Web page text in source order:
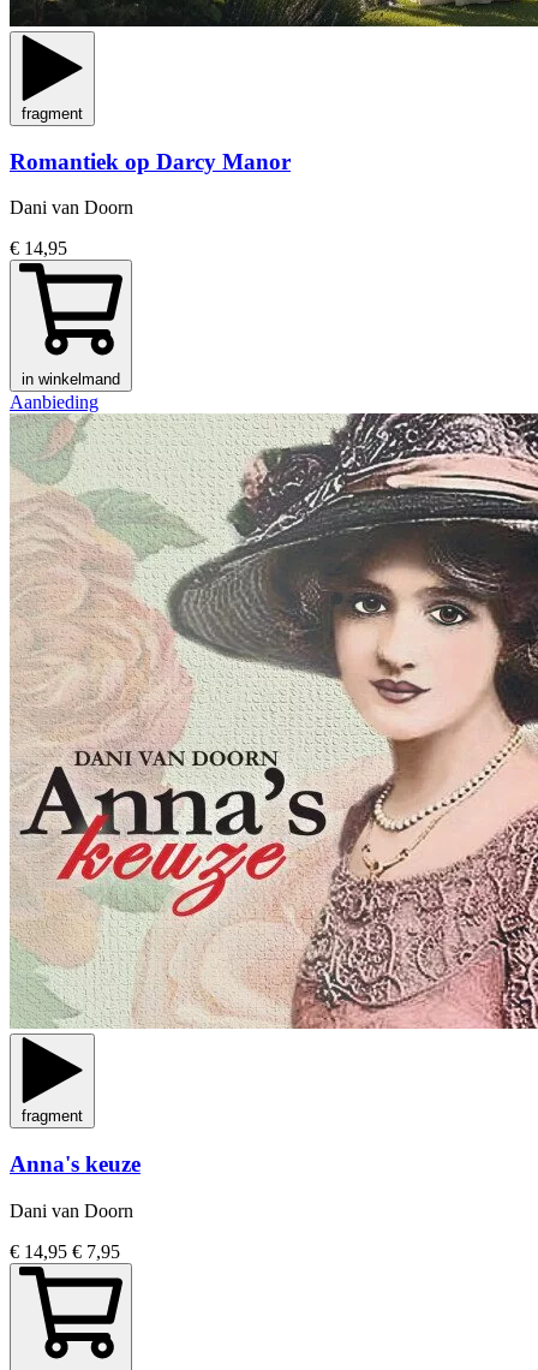
fragment
Romantiek op Darcy Manor
Dani van Doorn
€ 14,95
in winkelmand
Aanbieding
fragment
Anna's keuze
Dani van Doorn
€ 14,95 € 7,95